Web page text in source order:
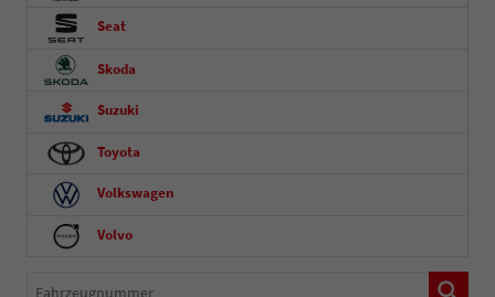
Seat
Skoda
Suzuki
Toyota
Volkswagen
Volvo
Fahrzeugnummer